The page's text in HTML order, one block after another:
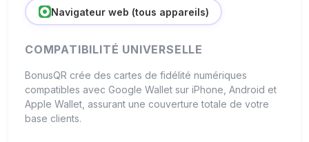
Navigateur web (tous appareils)
COMPATIBILITÉ UNIVERSELLE
BonusQR crée des cartes de fidélité numériques
compatibles avec Google Wallet sur iPhone, Android et
Apple Wallet, assurant une couverture totale de votre
base clients.